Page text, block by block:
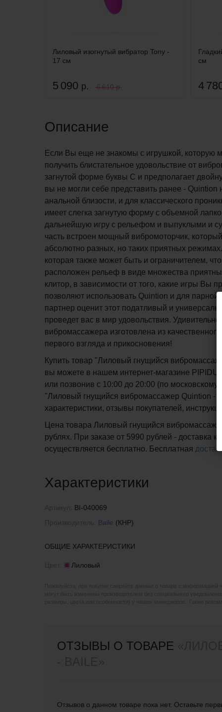
Лиловый изогнутый вибратор Tony -
17 см
5 090 р. 6 610 р.
см
4
Описание
Если Вы еще не знакомы с игрушкой, которую
получить блистательное удовольствие от
загнутой форме буквы С и предполагает
вы не могли себе представить ранее - Quintion
анальной близости, и для классического
имеет слегка загнутую форму с объемной
дальнейшую игру с рельефом и выпуклыми и
часть встроен мощный вибромоторчик,
абсолютно разных, но таких приятных
которая также может быть и ограничителем,
расположен рельеф в виде множества
клитор, в зависимости от того, какие игры Вы
позволяют использовать Quintion и для
партнер оценит этот податливый и
проведет вас в мир удовольствия.
вибромассажера изготовлена из
первого взгляда и прикосновения!
Купить товар "Лиловый гнущийся
вы можете в нашем интернет-магазине
или позвонив с 10:00 до 20:00 (по
"Лиловый гнущийся вибромассажер Quintion -
характеристики, отзывы покупателей,
Цена товара Лиловый гнущийся
рублях. При заказе от 5990 рублей - доставка
осуществляется бесплатно. Бесплатная
Характеристики
BI-040069
Baile (КНР)
ОБЩИЕ ХАРАКТЕРИСТИКИ
Лиловый
ОТЗЫВЫ О ТОВАРЕ
Отзывов о данном товаре пока нет. Оставьте